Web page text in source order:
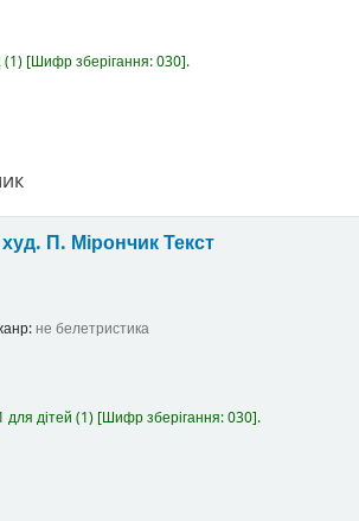
(1) Шифр зберігання:030 .
худ. П. МірончикТекст
не белетристика
для дітей (1) Шифр зберігання:030 .